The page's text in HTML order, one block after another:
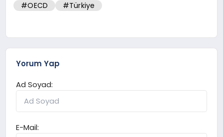
#OECD #Türkiye
Yorum Yap
Ad Soyad:
E-Mail: